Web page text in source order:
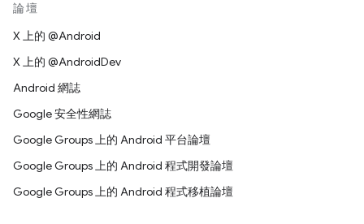
論壇
X 上的 @Android
X 上的 @AndroidDev
Android 網誌
Google 安全性網誌
Google Groups 上的 Android 平台論壇
Google Groups 上的 Android 程式開發論壇
Google Groups 上的 Android 程式移植論壇